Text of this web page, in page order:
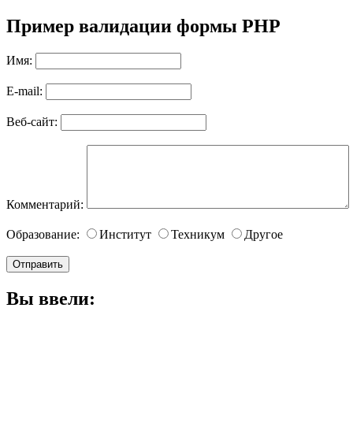
Пример валидации формы PHP
Имя:
E-mail:
Веб-сайт:
Комментарий:
Образование: Институт Техникум Другое
Вы ввели: